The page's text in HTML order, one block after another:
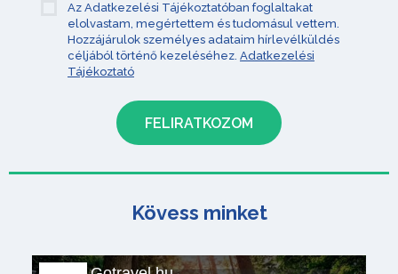
Az Adatkezelési Tájékoztatóban foglaltakat
elolvastam, megértettem és tudomásul vettem.
Hozzájárulok személyes adataim hírlevélküldés
céljából történő kezeléséhez. Adatkezelési
Tájékoztató
Kövess minket